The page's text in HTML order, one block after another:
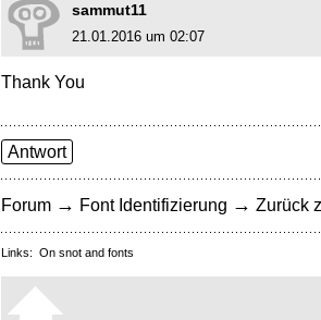
sammut11
21.01.2016 um 02:07
Thank You
Antwort
Forum → Font Identifizierung → Zurück
Links: On snot and fonts